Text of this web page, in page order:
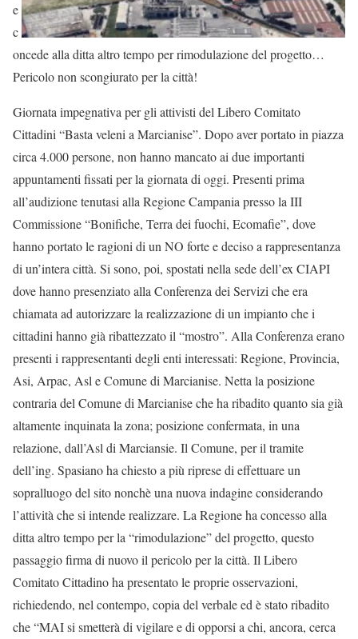
e
c
oncede alla ditta altro tempo per rimodulazione del progetto…
Pericolo non scongiurato per la città!
Giornata impegnativa per gli attivisti del Libero Comitato
Cittadini “Basta veleni a Marcianise”. Dopo aver portato in piazza
circa 4.000 persone, non hanno mancato ai due importanti
appuntamenti fissati per la giornata di oggi. Presenti prima
all’audizione tenutasi alla Regione Campania presso la III
Commissione “Bonifiche, Terra dei fuochi, Ecomafie”, dove
hanno portato le ragioni di un NO forte e deciso a rappresentanza
di un’intera città. Si sono, poi, spostati nella sede dell’ex CIAPI
dove hanno presenziato alla Conferenza dei Servizi che era
chiamata ad autorizzare la realizzazione di un impianto che i
cittadini hanno già ribattezzato il “mostro”. Alla Conferenza erano
presenti i rappresentanti degli enti interessati: Regione, Provincia,
Asi, Arpac, Asl e Comune di Marcianise. Netta la posizione
contraria del Comune di Marcianise che ha ribadito quanto sia già
altamente inquinata la zona; posizione confermata, in una
relazione, dall’Asl di Marciansie. Il Comune, per il tramite
dell’ing. Spasiano ha chiesto a più riprese di effettuare un
sopralluogo del sito nonchè una nuova indagine considerando
l’attività che si intende realizzare. La Regione ha concesso alla
ditta altro tempo per la “rimodulazione” del progetto, questo
passaggio firma di nuovo il pericolo per la città. Il Libero
Comitato Cittadino ha presentato le proprie osservazioni,
richiedendo, nel contempo, copia del verbale ed è stato ribadito
che “MAI si smetterà di vigilare e di opporsi a chi, ancora, cerca